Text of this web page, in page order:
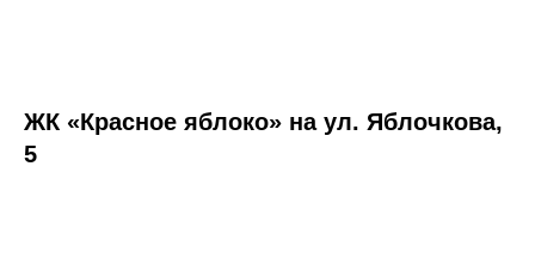
ЖК «Красное яблоко» на ул. Яблочкова,
5